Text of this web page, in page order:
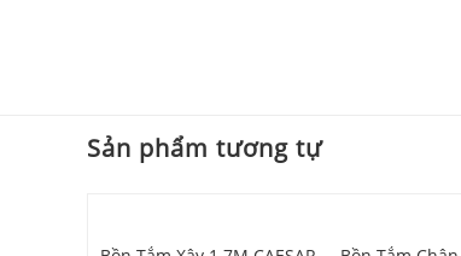
Sản phẩm tương tự